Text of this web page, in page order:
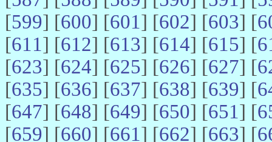
[599] [600] [601] [602] [603] [
[611] [612] [613] [614] [615] [
[623] [624] [625] [626] [627] [
[635] [636] [637] [638] [639] [
[647] [648] [649] [650] [651] [
[659] [660] [661] [662] [663] [